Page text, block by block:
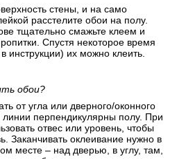
стены, и на само
расстелите обои на полу.
тщательно смажьте клеем и
Спустя некоторое время
инструкции) их можно клеить.
обои?
от угла или дверного/оконного
линии перпендикулярны полу. При
отвес или уровень, чтобы
Заканчивать оклеивание нужно в
месте – над дверью, в углу, там,